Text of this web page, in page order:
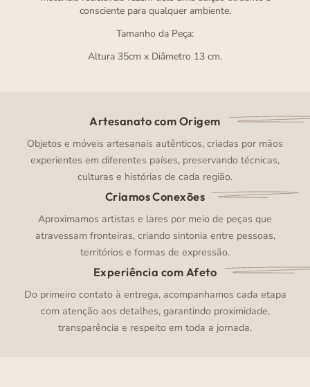
consciente para qualquer ambiente.
Tamanho da Peça:
Altura 35cm x Diâmetro 13 cm.
Artesanato com Origem
Objetos e móveis artesanais autênticos, criadas por mãos
experientes em diferentes países, preservando técnicas,
culturas e histórias de cada região.
Criamos Conexões
Aproximamos artistas e lares por meio de peças que
atravessam fronteiras, criando sintonia entre pessoas,
territórios e formas de expressão.
Experiência com Afeto
Do primeiro contato à entrega, acompanhamos cada etapa
com atenção aos detalhes, garantindo proximidade,
transparência e respeito em toda a jornada.